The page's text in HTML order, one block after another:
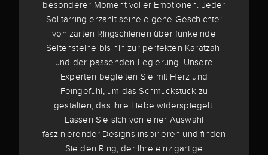
besonderer Moment voller Emotionen. Jeder
Solitärring erzählt seine eigene Geschichte:
von zarten Ringschienen über funkelnde
Seitensteine bis hin zur perfekten Karatzahl
und der passenden Legierung. Unsere
Experten begleiten Sie mit Herz und
Feingefühl, um das Schmuckstück zu
gestalten, das Ihre Liebe widerspiegelt.
Lassen Sie sich von einer Auswahl
faszinierender Designs inspirieren und finden
Sie den Ring, der Ihre einzigartige